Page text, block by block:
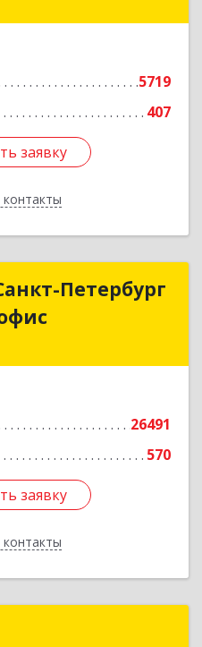
5719
407
заявку
заявку
Петербург
26491
570
заявку
Петербург
офис
заявку